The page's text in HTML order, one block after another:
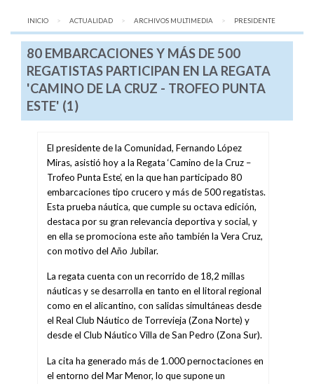
INICIO ACTUALIDAD ARCHIVOS MULTIMEDIA AQUÍ:
PRESIDENTE
80 EMBARCACIONES Y MÁS DE 500
REGATISTAS PARTICIPAN EN LA REGATA
'CAMINO DE LA CRUZ - TROFEO PUNTA
ESTE' (1)
El presidente de la Comunidad, Fernando López
Miras, asistió hoy a la Regata ‘Camino de la Cruz –
Trofeo Punta Este’, en la que han participado 80
embarcaciones tipo crucero y más de 500 regatistas.
Esta prueba náutica, que cumple su octava edición,
destaca por su gran relevancia deportiva y social, y
en ella se promociona este año también la Vera Cruz,
con motivo del Año Jubilar.
La regata cuenta con un recorrido de 18,2 millas
náuticas y se desarrolla en tanto en el litoral regional
como en el alicantino, con salidas simultáneas desde
el Real Club Náutico de Torrevieja (Zona Norte) y
desde el Club Náutico Villa de San Pedro (Zona Sur).
La cita ha generado más de 1.000 pernoctaciones en
el entorno del Mar Menor, lo que supone un